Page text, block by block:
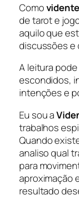
Como
de tarot e
aquilo que
discussões e
A leitura
escondidos,
intenções e
Eu sou a
trabalhos
Quando
analiso qual
para
aproximação
resultado